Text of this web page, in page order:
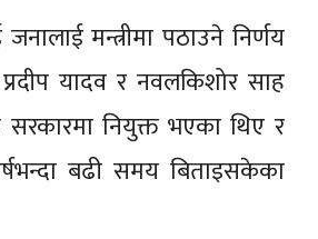
मन्त्रीमा पठाउने निर्णय
यादव र नवलकिशोर साह
नियुक्त भएका थिए र
बढी समय बिताइसकेका